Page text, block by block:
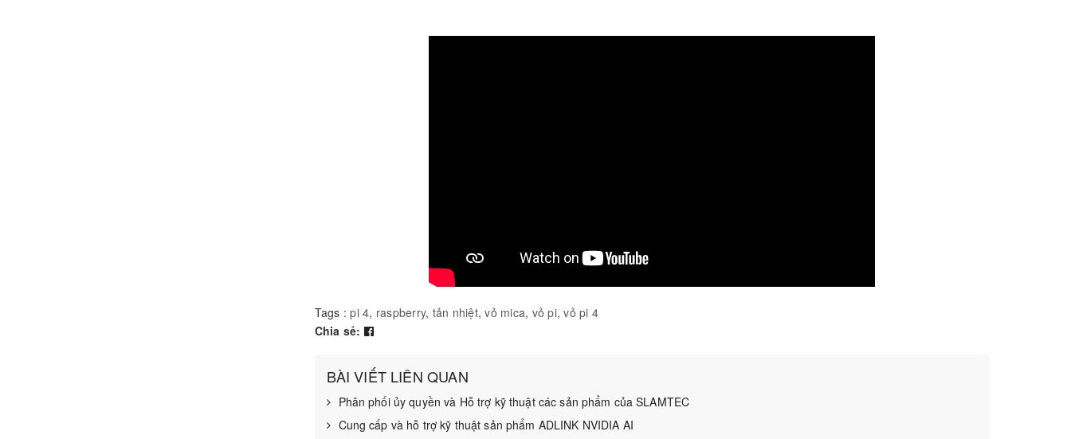
Tags :pi 4, raspberry, tản nhiệt,vỏ mica, vỏ pi,vỏ pi 4
Chia sẻ:
BÀI VIẾT LIÊN QUAN
Phân phối ủy quyền và Hỗ trợ kỹ thuật các sản phẩm của SLAMTEC
Cung cấp và hỗ trợ kỹ thuật sản phẩm ADLINK NVIDIA AI